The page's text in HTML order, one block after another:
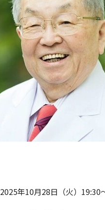
2025年10月28日（火）19:30